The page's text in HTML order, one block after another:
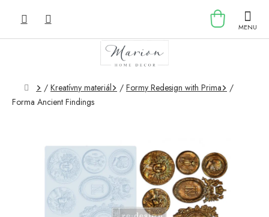
KOŠÍK
Domov
/ Kreatívny materiál / Formy Redesign with Prima
/
Forma Ancient Findings